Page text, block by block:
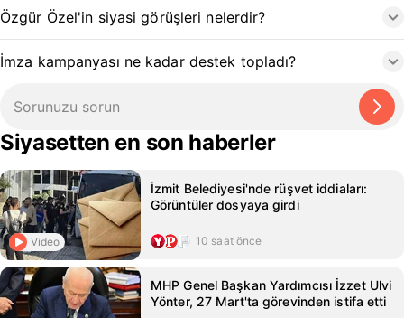
Özgür Özel'in siyasi görüşleri nelerdir?
İmza kampanyası ne kadar destek topladı?
Siyasetten en son haberler
Video
İzmit Belediyesi'nde rüşvet iddiaları:
Görüntüler dosyaya girdi
10 saat önce
MHP Genel Başkan Yardımcısı İzzet Ulvi
Yönter, 27 Mart'ta görevinden istifa etti